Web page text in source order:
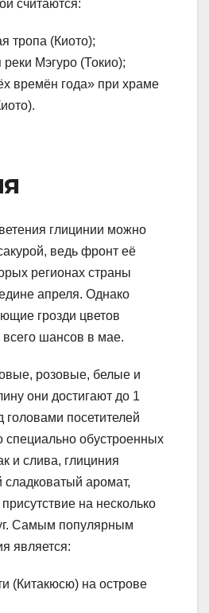
считаются:
тропа (Киото);
Мэгуро (Токио);
времён года» при храме
глицинии можно
ведь фронт её
регионах страны
апреля. Однако
грозди цветов
шансов в мае.
розовые, белые и
они достигают до 1
головами посетителей
специально обустроенных
и слива, глициния
сладковатый аромат,
на несколько
Самым популярным
является:
(Китакюсю) на острове